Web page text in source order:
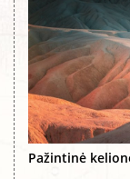
Pažintinė